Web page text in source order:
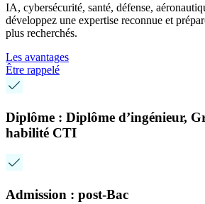
IA, cybersécurité, santé, défense,
développez une expertise reconnue et
plus recherchés.
Les avantages
Être rappelé
Diplôme : Diplôme d’ingénieur,
habilité CTI
Admission : post-Bac